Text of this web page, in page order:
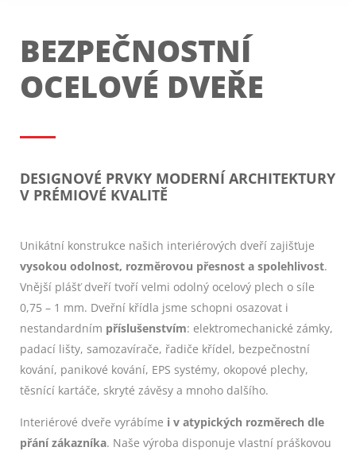
BEZPEČNOSTNÍ
OCELOVÉ DVEŘE
DESIGNOVÉ PRVKY MODERNÍ ARCHITEKTURY
V PRÉMIOVÉ KVALITĚ
Unikátní konstrukce našich interiérových dveří zajišťuje
vysokou odolnost, rozměrovou přesnost a spolehlivost.
Vnější plášť dveří tvoří velmi odolný ocelový plech o síle
0,75 – 1 mm. Dveřní křídla jsme schopni osazovat i
nestandardním příslušenstvím: elektromechanické zámky,
padací lišty, samozavírače, řadiče křídel, bezpečnostní
kování, panikové kování, EPS systémy, okopové plechy,
těsnící kartáče, skryté závěsy a mnoho dalšího.
Interiérové dveře vyrábíme i v atypických rozměrech dle
přání zákazníka. Naše výroba disponuje vlastní práškovou